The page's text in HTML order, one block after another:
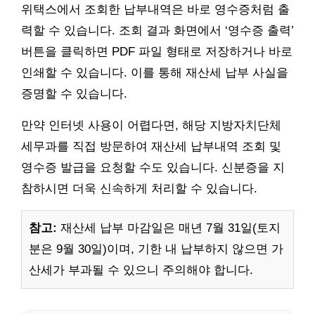
위택스에서 조회한 납부내역은 바로 영수증처럼 출
력할 수 있습니다. 조회 결과 화면에서 ‘영수증 출력’
버튼을 클릭하면 PDF 파일 형태로 저장하거나 바로
인쇄할 수 있습니다. 이를 통해 재산세 납부 사실을
증명할 수 있습니다.
만약 인터넷 사용이 어렵다면, 해당 지방자치단체
세무과를 직접 방문하여 재산세 납부내역 조회 및
영수증 발급을 요청할 수도 있습니다. 신분증을 지
참하시면 더욱 신속하게 처리할 수 있습니다.
참고: 재산세 납부 마감일은 매년 7월 31일(토지
분은 9월 30일)이며, 기한 내 납부하지 않으면 가
산세가 부과될 수 있으니 주의해야 합니다.